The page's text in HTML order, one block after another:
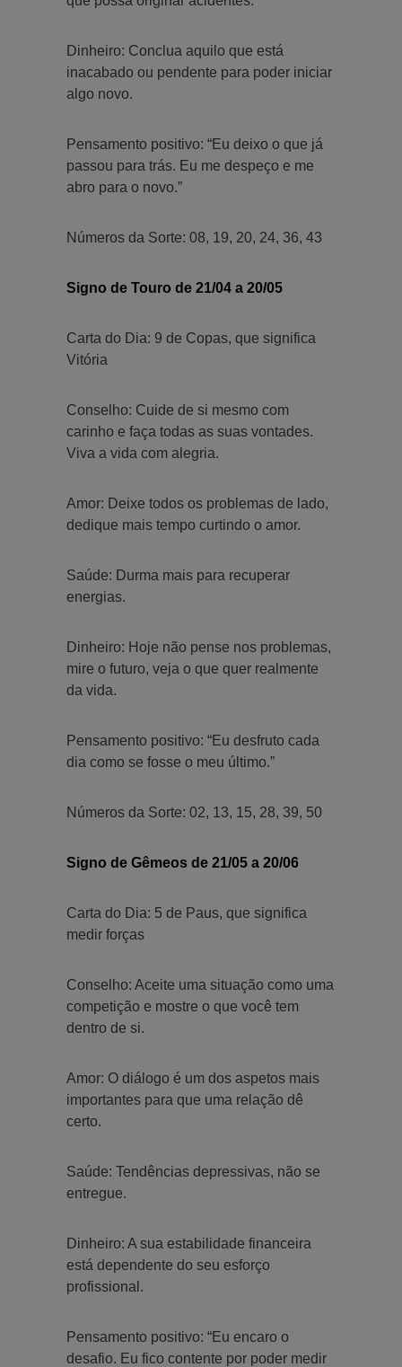
Dinheiro: Conclua aquilo que está
inacabado ou pendente para poder iniciar
algo novo.
Pensamento positivo: “Eu deixo o que já
passou para trás. Eu me despeço e me
abro para o novo.”
Números da Sorte: 08, 19, 20, 24, 36, 43
Signo de Touro de 21/04 a 20/05
Carta do Dia: 9 de Copas, que significa
Vitória
Conselho: Cuide de si mesmo com
carinho e faça todas as suas vontades.
Viva a vida com alegria.
Amor: Deixe todos os problemas de lado,
dedique mais tempo curtindo o amor.
Saúde: Durma mais para recuperar
energias.
Dinheiro: Hoje não pense nos problemas,
mire o futuro, veja o que quer realmente
da vida.
Pensamento positivo: “Eu desfruto cada
dia como se fosse o meu último.”
Números da Sorte: 02, 13, 15, 28, 39, 50
Signo de Gêmeos de 21/05 a 20/06
Carta do Dia: 5 de Paus, que significa
medir forças
Conselho: Aceite uma situação como uma
competição e mostre o que você tem
dentro de si.
Amor: O diálogo é um dos aspetos mais
importantes para que uma relação dê
certo.
Saúde: Tendências depressivas, não se
entregue.
Dinheiro: A sua estabilidade financeira
está dependente do seu esforço
profissional.
Pensamento positivo: “Eu encaro o
desafio. Eu fico contente por poder medir